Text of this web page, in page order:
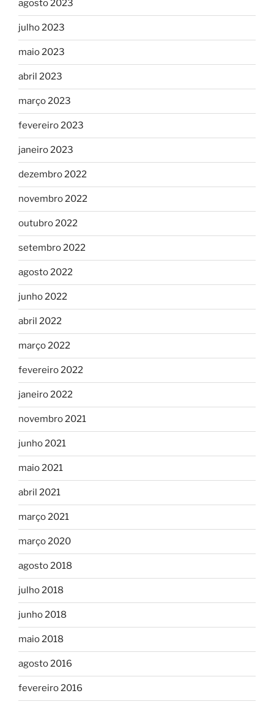
agosto 2023
julho 2023
maio 2023
abril 2023
março 2023
fevereiro 2023
janeiro 2023
dezembro 2022
novembro 2022
outubro 2022
setembro 2022
agosto 2022
junho 2022
abril 2022
março 2022
fevereiro 2022
janeiro 2022
novembro 2021
junho 2021
maio 2021
abril 2021
março 2021
março 2020
agosto 2018
julho 2018
junho 2018
maio 2018
agosto 2016
fevereiro 2016